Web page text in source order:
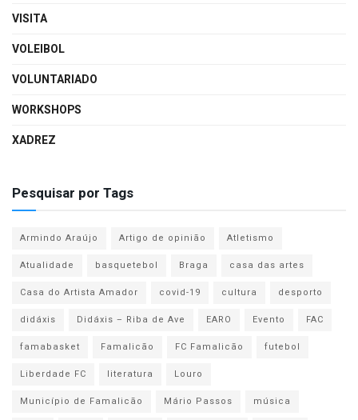
VISITA
VOLEIBOL
VOLUNTARIADO
WORKSHOPS
XADREZ
Pesquisar por Tags
Armindo Araújo Artigo de opinião
Atletismo
Atualidade
basquetebol Braga
casa das artes
Casa do Artista Amador
covid-19 cultura
desporto
didáxis
Didáxis – Riba de Ave EARO Evento
FAC
famabasket
Famalicão FC Famalicão
futebol
Liberdade FC
literatura
Louro
Município de Famalicão
Mário Passos
música